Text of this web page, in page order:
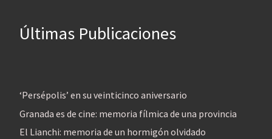
Últimas Publicaciones
‘Persépolis’ en su veinticinco aniversario
Granada es de cine: memoria fílmica de una provincia
El Lianchi: memoria de un hormigón olvidado